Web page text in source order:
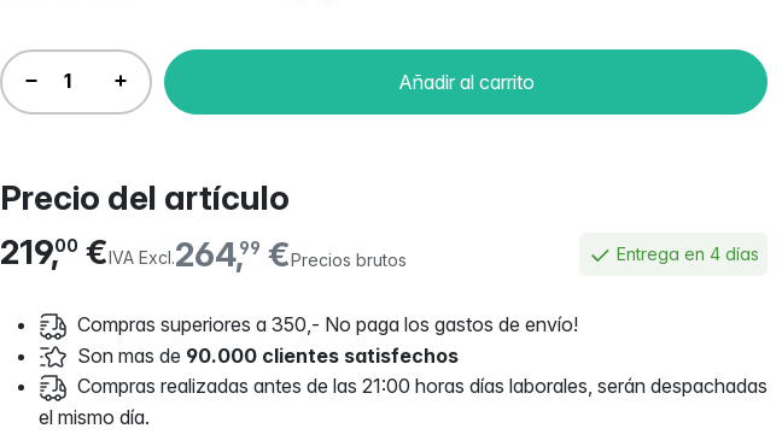
Añadir al carrito
Precio del artículo
264,99 €Precios brutos
219,00 €IVA Excl. Entrega en 4 días
Compras superiores a 350,- No paga los gastos de envío!
Son mas de 90.000 clientes satisfechos
Compras realizadas antes de las 21:00 horas días laborales, serán despachadas
el mismo día.